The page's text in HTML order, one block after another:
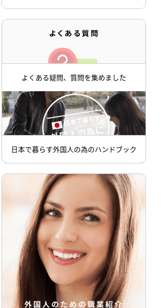
よくある疑問、質問を集めました
日本で暮らす外国人の為のハンドブック